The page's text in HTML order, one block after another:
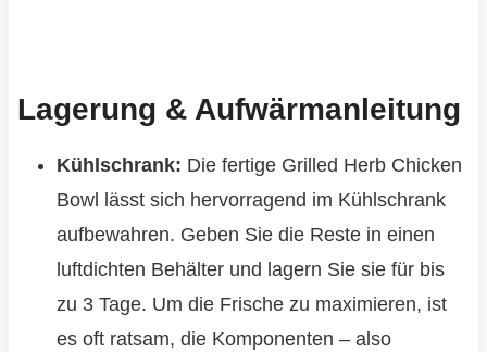
Lagerung & Aufwärmanleitung
Kühlschrank: Die fertige Grilled Herb Chicken
Bowl lässt sich hervorragend im Kühlschrank
aufbewahren. Geben Sie die Reste in einen
luftdichten Behälter und lagern Sie sie für bis
zu 3 Tage. Um die Frische zu maximieren, ist
es oft ratsam, die Komponenten – also